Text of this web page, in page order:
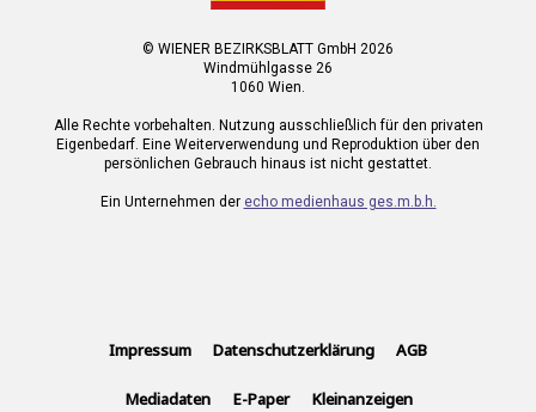
© WIENER BEZIRKSBLATT GmbH 2026
Windmühlgasse 26
1060 Wien.
Alle Rechte vorbehalten. Nutzung ausschließlich für den privaten
Eigenbedarf. Eine Weiterverwendung und Reproduktion über den
persönlichen Gebrauch hinaus ist nicht gestattet.
Ein Unternehmen der echo medienhaus ges.m.b.h.
Impressum Datenschutzerklärung AGB
Mediadaten E-Paper Kleinanzeigen